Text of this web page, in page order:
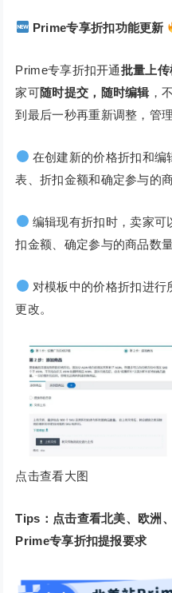
Prime专享折扣功能更新
Prime专享折扣开通批量上
家可随时提交，随时编辑，
到最后一秒再重新调整，管
在创建新的价格折扣和编
表、折扣金额和确定参与的商
编辑现有折扣时，卖家
扣金额、确定参与的商品数
对模板中的价格折扣进
更改。
点击查看大图
Tips：点击查看北美、欧洲
Prime专享折扣提报要求